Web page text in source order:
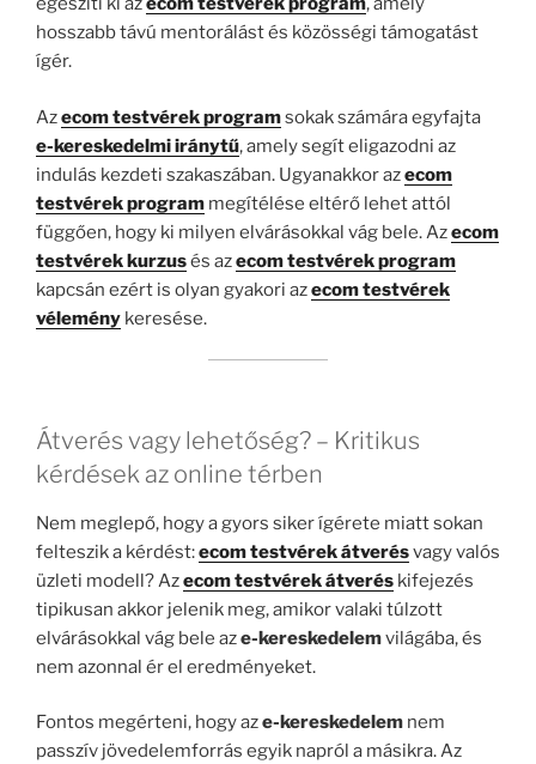
hosszabb távú mentorálást és közösségi támogatást
ígér.
Azecom testvérek programsokak számára egyfajta
e-kereskedelmi iránytű, amely segít eligazodni az
indulás kezdeti szakaszában. Ugyanakkor azecom
testvérek program megítélése eltérő lehet attól
függően, hogy ki milyen elvárásokkal vág bele. Azecom
testvérek kurzusés azecom testvérek program
kapcsán ezért is olyan gyakori azecom testvérek
vélemény keresése.
Átverés vagy lehetőség? – Kritikus
kérdések az online térben
Nem meglepő, hogy a gyors siker ígérete miatt sokan
felteszik a kérdést:ecom testvérek átverésvagy valós
üzleti modell? Azecom testvérek átverés kifejezés
tipikusan akkor jelenik meg, amikor valaki túlzott
elvárásokkal vág bele aze-kereskedelemvilágába, és
nem azonnal ér el eredményeket.
Fontos megérteni, hogy aze-kereskedelem nem
passzív jövedelemforrás egyik napról a másikra. Az